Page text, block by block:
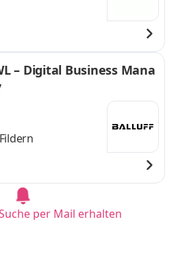
– Digital Business Mana
per Mail erhalten